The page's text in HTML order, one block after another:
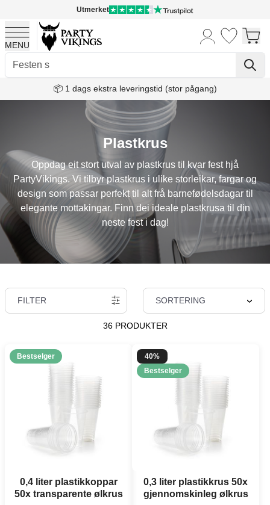
Utmerket
MENU
📦 1 dags ekstra leveringstid (stor pågang)
Skip to Content
Plastkrus
Oppdag eit stort utval av plastkrus til kvar fest hjå
PartyVikings. Vi tilbyr plastkrus i ulike storleikar, fargar og
design som passar perfekt til alt frå barnefødelsdagar til
elegante mottakingar. Finn dei ideale plastkrusa til din
neste fest i dag!
FILTER SORTERING
36 PRODUKTER
Bestselger
0,4 liter plastikkoppar
50x transparente ølkrus
40%
Bestselger
0,3 liter plastikkrus 50x
gjennomskinleg ølkrus